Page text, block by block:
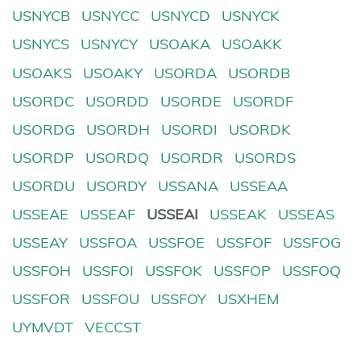
USNYCB
USNYCC USNYCD
USNYCK
USNYCS
USNYCY USOAKA
USOAKK
USOAKS
USOAKY USORDA
USORDB
USORDC
USORDD USORDE
USORDF
USORDG
USORDH USORDI
USORDK
USORDP
USORDQ USORDR
USORDS
USORDU
USORDY USSANA
USSEAA
USSEAE
USSEAF USSEAI USSEAK
USSEAS
USSEAY
USSFOA USSFOE USSFOF
USSFOG
USSFOH
USSFOI USSFOK USSFOP
USSFOQ
USSFOR
USSFOU USSFOY
USXHEM
UYMVDT
VECCST